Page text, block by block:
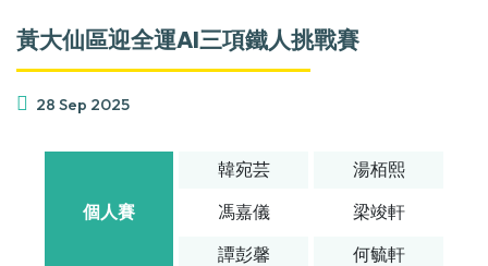
黃大仙區迎全運AI三項鐵人挑戰賽
28 Sep 2025
個人賽
韓宛芸
湯栢熙
馮嘉儀
梁竣軒
譚彭馨
何毓軒